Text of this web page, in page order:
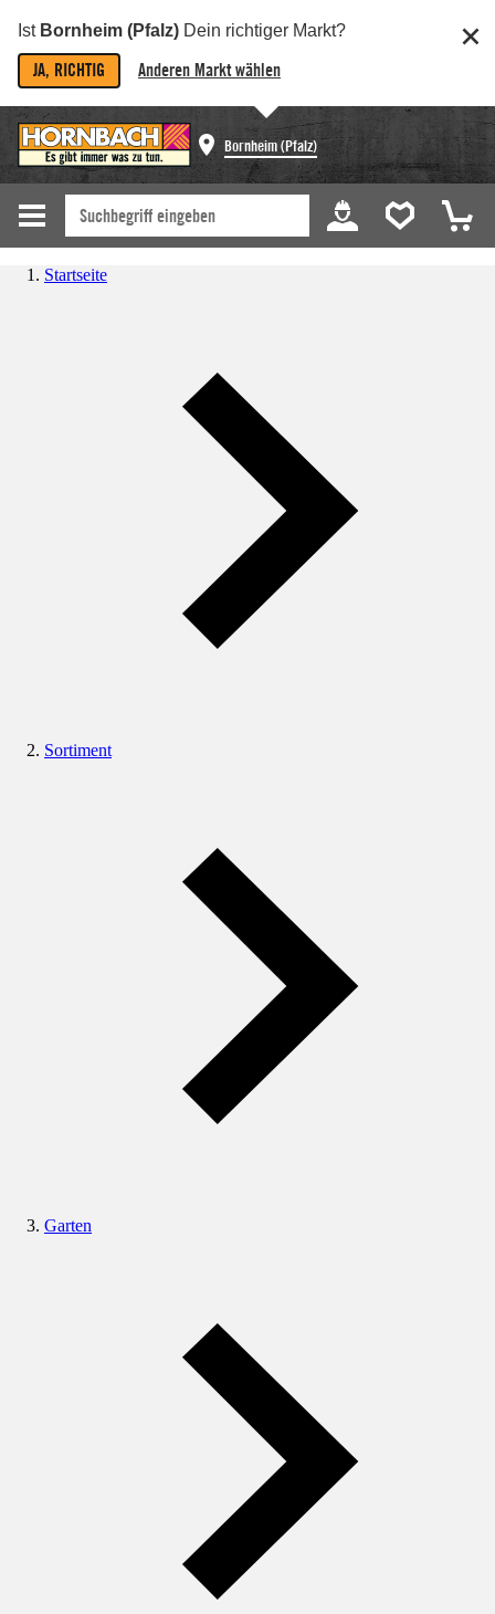
Ist Bornheim (Pfalz) Dein richtiger Markt?
JA, RICHTIG Anderen Markt wählen
Bornheim (Pfalz)
Startseite
Sortiment
Garten